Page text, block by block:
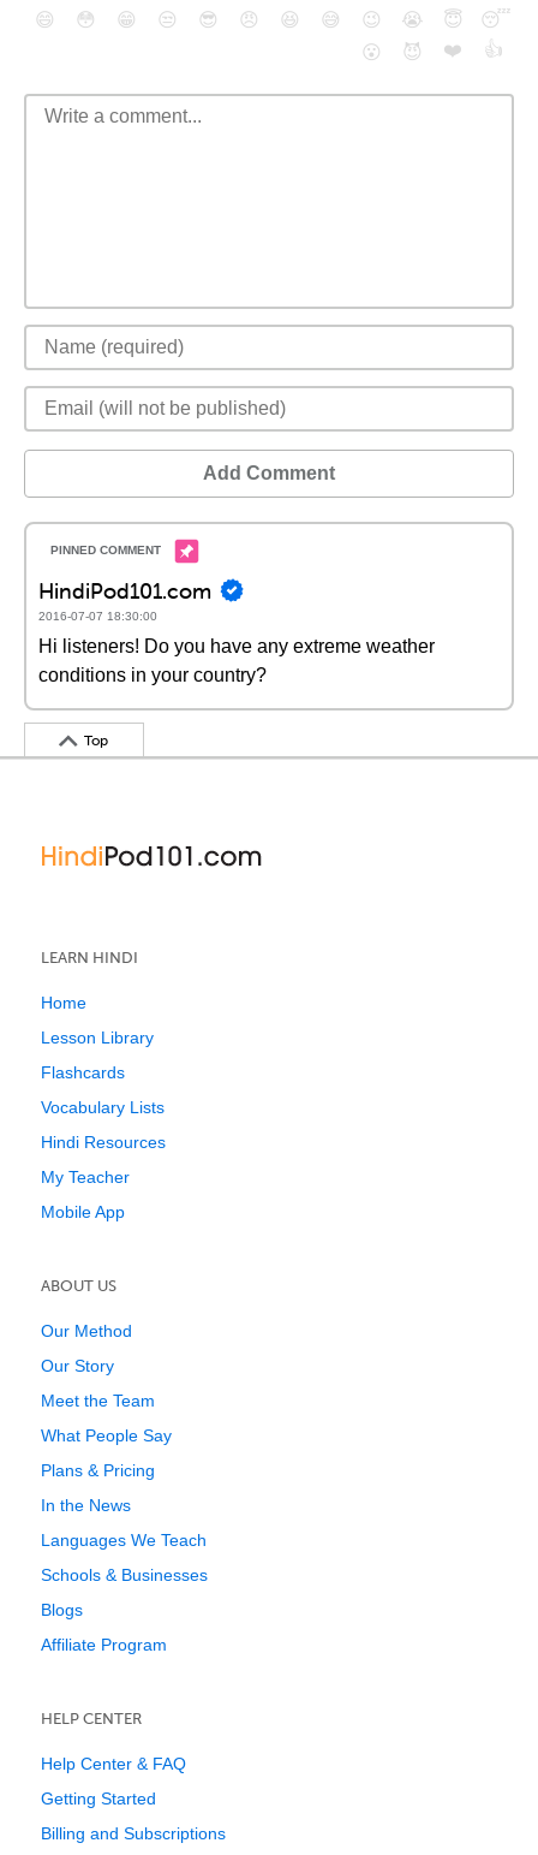
😄 😳 😁 😒 😎 😠 😆 😅 😉 😭 😇
😴
😮
😈 ❤️ 👍
Add Comment
HindiPod101.com
2016-07-07 18:30:00
Hi listeners! Do you have any extreme weather
conditions in your country?
Top
LEARN HINDI
Home
Lesson Library
Flashcards
Vocabulary Lists
Hindi Resources
My Teacher
Mobile App
ABOUT US
Our Method
Our Story
Meet the Team
What People Say
Plans & Pricing
In the News
Languages We Teach
Schools & Businesses
Blogs
Affiliate Program
HELP CENTER
Help Center & FAQ
Getting Started
Billing and Subscriptions